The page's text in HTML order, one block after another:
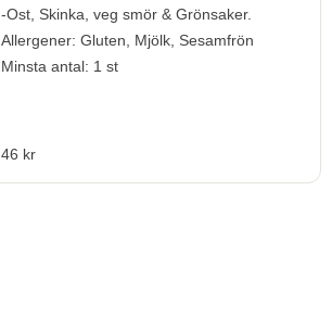
-Ost, Skinka, veg smör & Grönsaker.
Allergener: Gluten, Mjölk, Sesamfrön
Minsta antal: 1 st
46 kr